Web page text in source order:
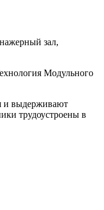
зал,
Модульного
и выдерживают
трудоустроены в